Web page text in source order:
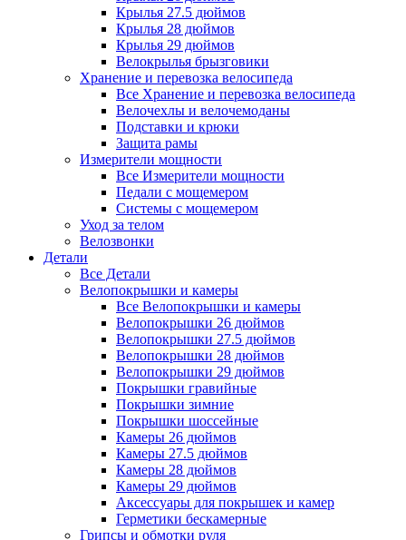
Крылья 27.5 дюймов
Крылья 28 дюймов
Крылья 29 дюймов
Велокрылья брызговики
Хранение и перевозка велосипеда
Все Хранение и перевозка велосипеда
Велочехлы и велочемоданы
Подставки и крюки
Защита рамы
Измерители мощности
Все Измерители мощности
Педали с мощемером
Системы с мощемером
Уход за телом
Велозвонки
Детали
Все Детали
Велопокрышки и камеры
Все Велопокрышки и камеры
Велопокрышки 26 дюймов
Велопокрышки 27.5 дюймов
Велопокрышки 28 дюймов
Велопокрышки 29 дюймов
Покрышки гравийные
Покрышки зимние
Покрышки шоссейные
Камеры 26 дюймов
Камеры 27.5 дюймов
Камеры 28 дюймов
Камеры 29 дюймов
Аксессуары для покрышек и камер
Герметики бескамерные
Грипсы и обмотки руля